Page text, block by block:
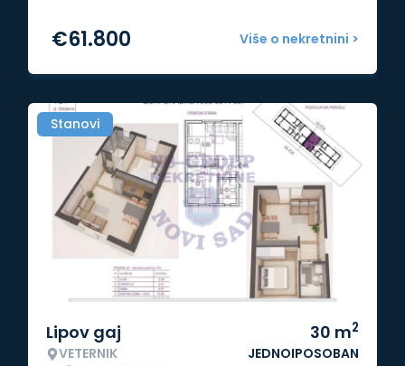
Više o nekretnini >
€61.800
Stanovi
Lipov gaj
VETERNIK
30 m2
JEDNOIPOSOBAN